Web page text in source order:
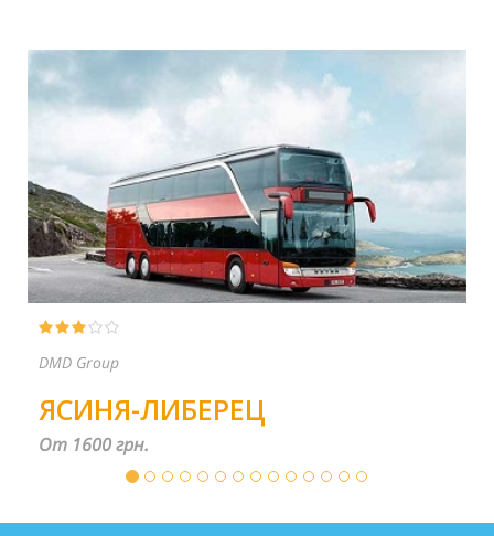
PP ŠČOKA
ТЯЧЕВ-ПРАГА
От 1600 грн.